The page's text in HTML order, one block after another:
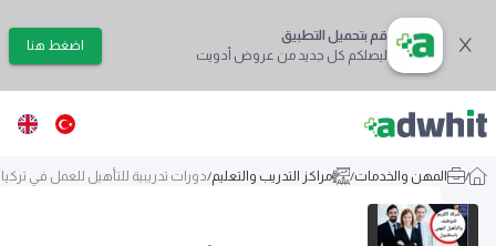
قم بتحميل التطبيق
ليصلكم كل جديد من عروض أدويت
اضغط هنا
/ المهن والخدمات/ مراكز التدريب والتعليم/دورات تدريبية للتأهيل للعمل في تركيا